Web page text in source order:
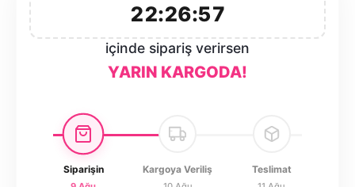
22:26:57
içinde sipariş verirsen
YARIN KARGODA!
Siparişin Kargoya Veriliş Teslimat